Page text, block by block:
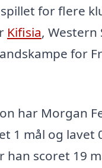
for flere
Kifisia, Western
for
har Morgan
1 mål og lavet
scoret 19